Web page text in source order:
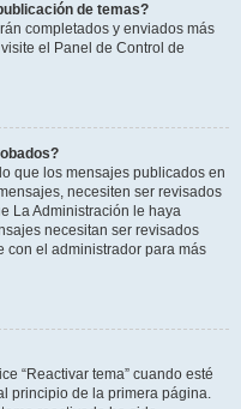
de temas?
completados y enviados más
el Panel de Control de
que los mensajes publicados en
necesiten ser revisados
La Administración le haya
necesitan ser revisados
con el administrador para más
“Reactivar tema” cuando esté
principio de la primera página.